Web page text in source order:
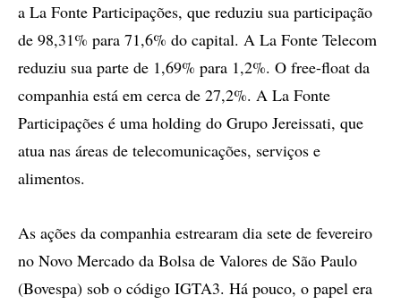
a La Fonte Participações, que reduziu sua participação
de 98,31% para 71,6% do capital. A La Fonte Telecom
reduziu sua parte de 1,69% para 1,2%. O free-float da
companhia está em cerca de 27,2%. A La Fonte
Participações é uma holding do Grupo Jereissati, que
atua nas áreas de telecomunicações, serviços e
alimentos.
As ações da companhia estrearam dia sete de fevereiro
no Novo Mercado da Bolsa de Valores de São Paulo
(Bovespa) sob o código IGTA3. Há pouco, o papel era